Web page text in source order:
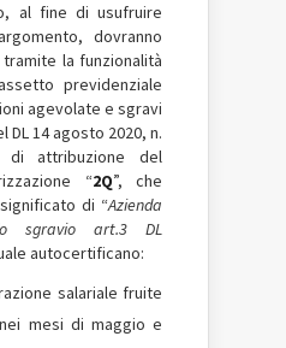
al fine di usufruire
dovranno
tramite la funzionalità
previdenziale
agevolate e sgravi
DL 14 agosto 2020, n.
di attribuzione del
“2Q”, che
di “Azienda
sgravio art.3 DL
autocertificano:
salariale fruite
mesi di maggio e